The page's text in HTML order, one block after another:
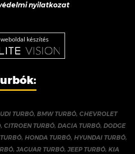
nyilatkozat
weboldal készítés
TURBÓ, BMW TURBÓ, CHEVROLET
, CITROEN TURBÓ, DACIA TURBÓ, DODGE
, HONDA TURBÓ, HYUNDAI TURBÓ,
,JAGUAR TURBÓ,JEEP TURBÓ,KIA